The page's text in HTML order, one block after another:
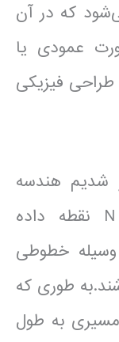
که در آن
عمودی یا
فیزیکی
شدیم هندسه
درخت اشتاینر بود: در طرح N نقطه داده
خطوطی
طوری که
به طول